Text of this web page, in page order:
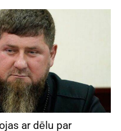
ar dēlu par